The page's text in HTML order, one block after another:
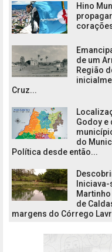
Hino
de um
Região
Cruz...
Godoy e
do
Política desde então...
Iniciava-
de
margens do Córrego